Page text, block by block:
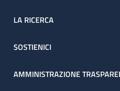
LA RICERCA
SOSTIENICI
AMMINISTRAZIONE